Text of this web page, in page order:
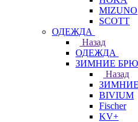
MIZUNO
SCOTT
ОДЕЖДА
Назад
ОДЕЖДА
ЗИМНИЕ
Назад
BIVIUM
Fischer
KV+